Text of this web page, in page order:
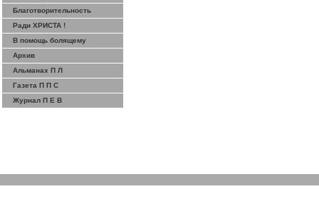
Благотворительность
Ради ХРИСТА !
В помощь болящему
Архив
Альманах П Л
Газета П П С
Журнал П Е В